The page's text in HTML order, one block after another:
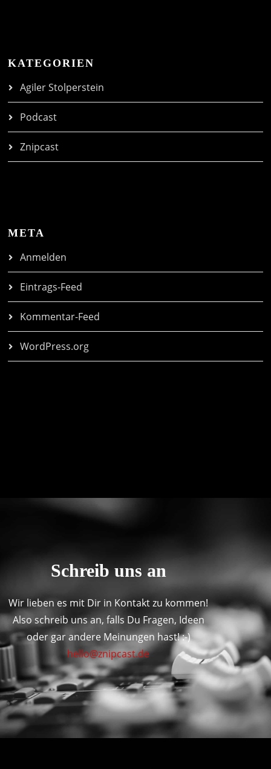
KATEGORIEN
Agiler Stolperstein
Podcast
Znipcast
META
Anmelden
Eintrags-Feed
Kommentar-Feed
WordPress.org
Schreib uns an
Wir lieben es mit Dir in Kontakt zu kommen!
Also schreib uns an, falls Du Fragen, Ideen
oder gar andere Meinungen hast! :-)
hello@znipcast.de